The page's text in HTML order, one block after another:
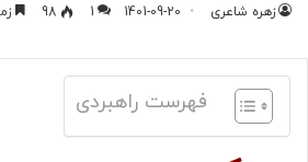
زهره شاعری 1401-09-20
1
98
فهرست راهبردی